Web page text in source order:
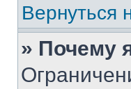
Вернуться
» Почему